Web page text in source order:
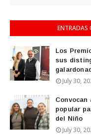
ENTRADAS
Los
sus
July 30,
Convocan
popular
del Niño
July 30,